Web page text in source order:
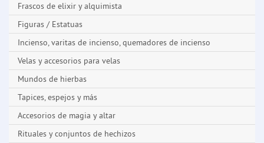
Frascos de elixir y alquimista
Figuras / Estatuas
Incienso, varitas de incienso, quemadores de incienso
Velas y accesorios para velas
Mundos de hierbas
Tapices, espejos y más
Accesorios de magia y altar
Rituales y conjuntos de hechizos